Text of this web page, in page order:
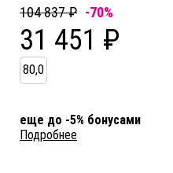
104 837 ₽ -70%
31 451 ₽
80,0
еще до -5% бонусами
Подробнее